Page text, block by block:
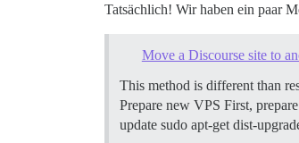
Tatsächlich! Wir haben ein paar
Move a Discourse site to
This method is different than
Prepare new VPS First,
update sudo apt-get dist-